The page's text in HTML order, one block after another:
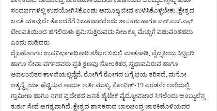
ಸಂದರ್ಭಗಳಲ್ಲಿ ಉಪಯೋಗಿಸಿಕೊಂಡು ಅಮೂಲ್ಯ ಜೀವ ಉಳಿಸಿಕೊಳ್ಳಬೇಕು. ಕ್ಷೇತ್ರದ
ಜನತೆ ಯಾವುದೇ ತೊಂದರೆಗೆ ಸಿಲುಕಬಾರದೆಂದು ಶಾಸಕರು ಹಾಗೂ ಎನ್.ಎಸ್.ಎಫ್
ಟೀಂವತಿಯಿಂದ ಹಗಲಿರುಳು ಶ್ರಮಿಸುತ್ತಿರುವದು ನೀಜಕ್ಕೂ ಮೆಚ್ಚುಗೆ ಪಡುವಂತಹದು
ಎಂದು ನುಡಿದರು.
ಬೈಲಹೊಂಗಲ ಉಪವಿಭಾಗಾಧಿಕಾರಿ ಶಶಿಧರ ಬಬಲಿ ಮಾತನಾಡಿ, ವೈಧ್ಯಕೀಯ ಸಿಬ್ಬಂದಿ
ಹಾಗೂ ಸೇವಾ ವರ್ಗದವರು ಪ್ರತಿ ಕ್ಷಣವು ಸೋಂಕಿತರ, ಸ್ವಭಾವವಿರುವ ಹಾಗೂ
ಅವಲಂಬಿತರ ಕಾಳಜಿಯಲ್ಲಿದ್ದೆವೆ. ರೋಗಿಗೆ ರೋಗದ ಬಗ್ಗೆ ಭಯ ತರಿಸದೆ, ಮನೋ
ಆತ್ಮಸ್ಥೈರ್ಯ ಹೆಚ್ಚಿಸುವ ಕಾರ್ಯ ಅತೀ ಮುಖ್ಯ. ಕೋವಿಡ್-19 ಎರಡನೇ ಅಲೆಯಲ್ಲಿ
ಗ್ರಾಮೀಣ ಹಾಗೂ ನಗರ ಪ್ರದೇಶದ ಜನತೆ ಹೈಟೇಕ ವೈದ್ಯೋಪಚಾರ ಸಿಗಲೆಂದು ಅಂಬ್ಯುಲೆನ್ಸ
ತುರ್ತು ಸೇವೆ ಅಗತ್ಯವಾಗಿದೆ. ಕ್ಷೇತ್ರದ ಶಾಸಕರಾದ ಬಾಲಚಂದ್ರ ಜಾರಕಿಹೊಳಿಯವರ